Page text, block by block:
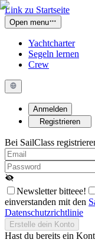
Link zu Startseite
Open menu
Yachtcharter
Segeln lernen
Crew
Anmelden
Registrieren
Bei SailClass
Newsletter bitteee!
einverstanden mit den
Datenschutzrichtlinie
Erstelle dein Konto
Hast du bereits ein